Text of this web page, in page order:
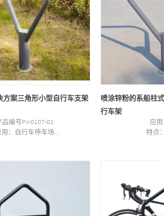
方案三角形小型自行车支架
品编号PV-0107-01
用：自行车停车场
寸：70*16*91CM
/毛重：12KG/16KG
喷涂锌粉的系船柱
行车架
应
特点